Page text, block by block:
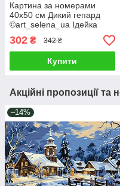
Картина за номерами
40х50 см Дикий гепард
©art_selena_ua Ідейка
302 ₴ 342 ₴
Купити
Акційні пропозиції та
–14%